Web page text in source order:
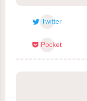
Twitter
Pocket